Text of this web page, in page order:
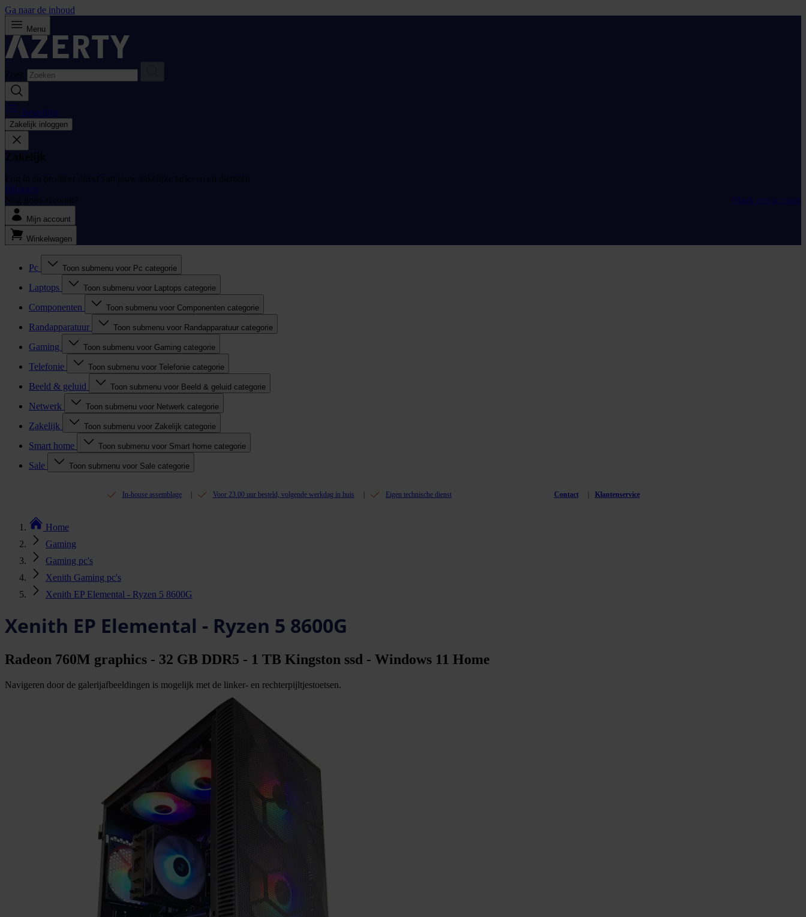
Ga naar de inhoud
Menu
Zoek
Bestellijst
Zakelijk inloggen
Zakelijk
Log in en profiteer direct van jouw zakelijke tarieven en diensten.
Inloggen
Nog geen account?
Maak een account
Mijn account
Winkelwagen
Pc Toon submenu voor Pc categorie
Laptops Toon submenu voor Laptops categorie
Componenten Toon submenu voor Componenten categorie
Randapparatuur Toon submenu voor Randapparatuur categorie
Gaming Toon submenu voor Gaming categorie
Telefonie Toon submenu voor Telefonie categorie
Beeld & geluid Toon submenu voor Beeld & geluid categorie
Netwerk Toon submenu voor Netwerk categorie
Zakelijk Toon submenu voor Zakelijk categorie
Smart home Toon submenu voor Smart home categorie
Sale Toon submenu voor Sale categorie
In-house assemblage Voor 23.00 uur besteld, volgende werkdag in huis Eigen technische dienst Contact Klantenservice
Home
Gaming
Gaming pc's
Xenith Gaming pc's
Xenith EP Elemental - Ryzen 5 8600G
Xenith EP Elemental - Ryzen 5 8600G
Radeon 760M graphics - 32 GB DDR5 - 1 TB Kingston ssd - Windows 11 Home
Navigeren door de galerijafbeeldingen is mogelijk met de linker- en rechterpijltjestoetsen.